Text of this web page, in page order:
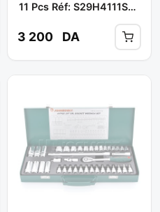
11 Pcs Réf: S29H4111S
3 200 DA